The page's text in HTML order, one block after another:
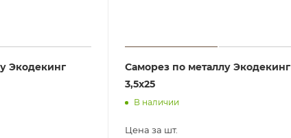
Экодекинг
Саморез по металлу Экодекинг
3,5х25
В наличии
Цена за шт.